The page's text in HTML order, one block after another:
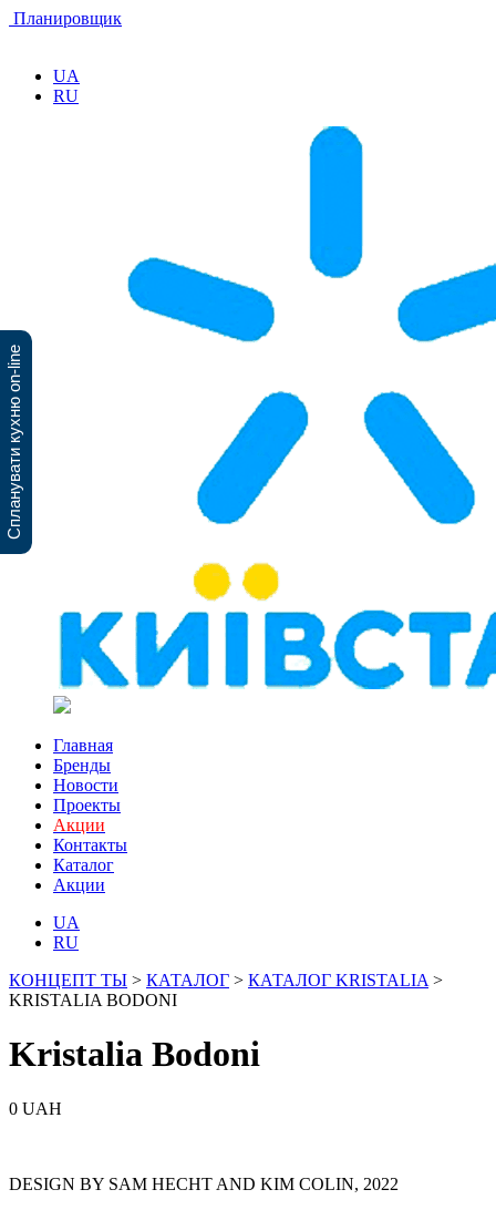
Планировщик
UA
RU
Главная
Бренды
Новости
Проекты
Акции
Контакты
Каталог
Акции
UA
RU
КОНЦЕПТ ТЫ > КАТАЛОГ > КАТАЛОГ KRISTALIA >
KRISTALIA BODONI
Kristalia Bodoni
0 UAH
DESIGN BY SAM HECHT AND KIM COLIN, 2022
Спланувати кухню on-line